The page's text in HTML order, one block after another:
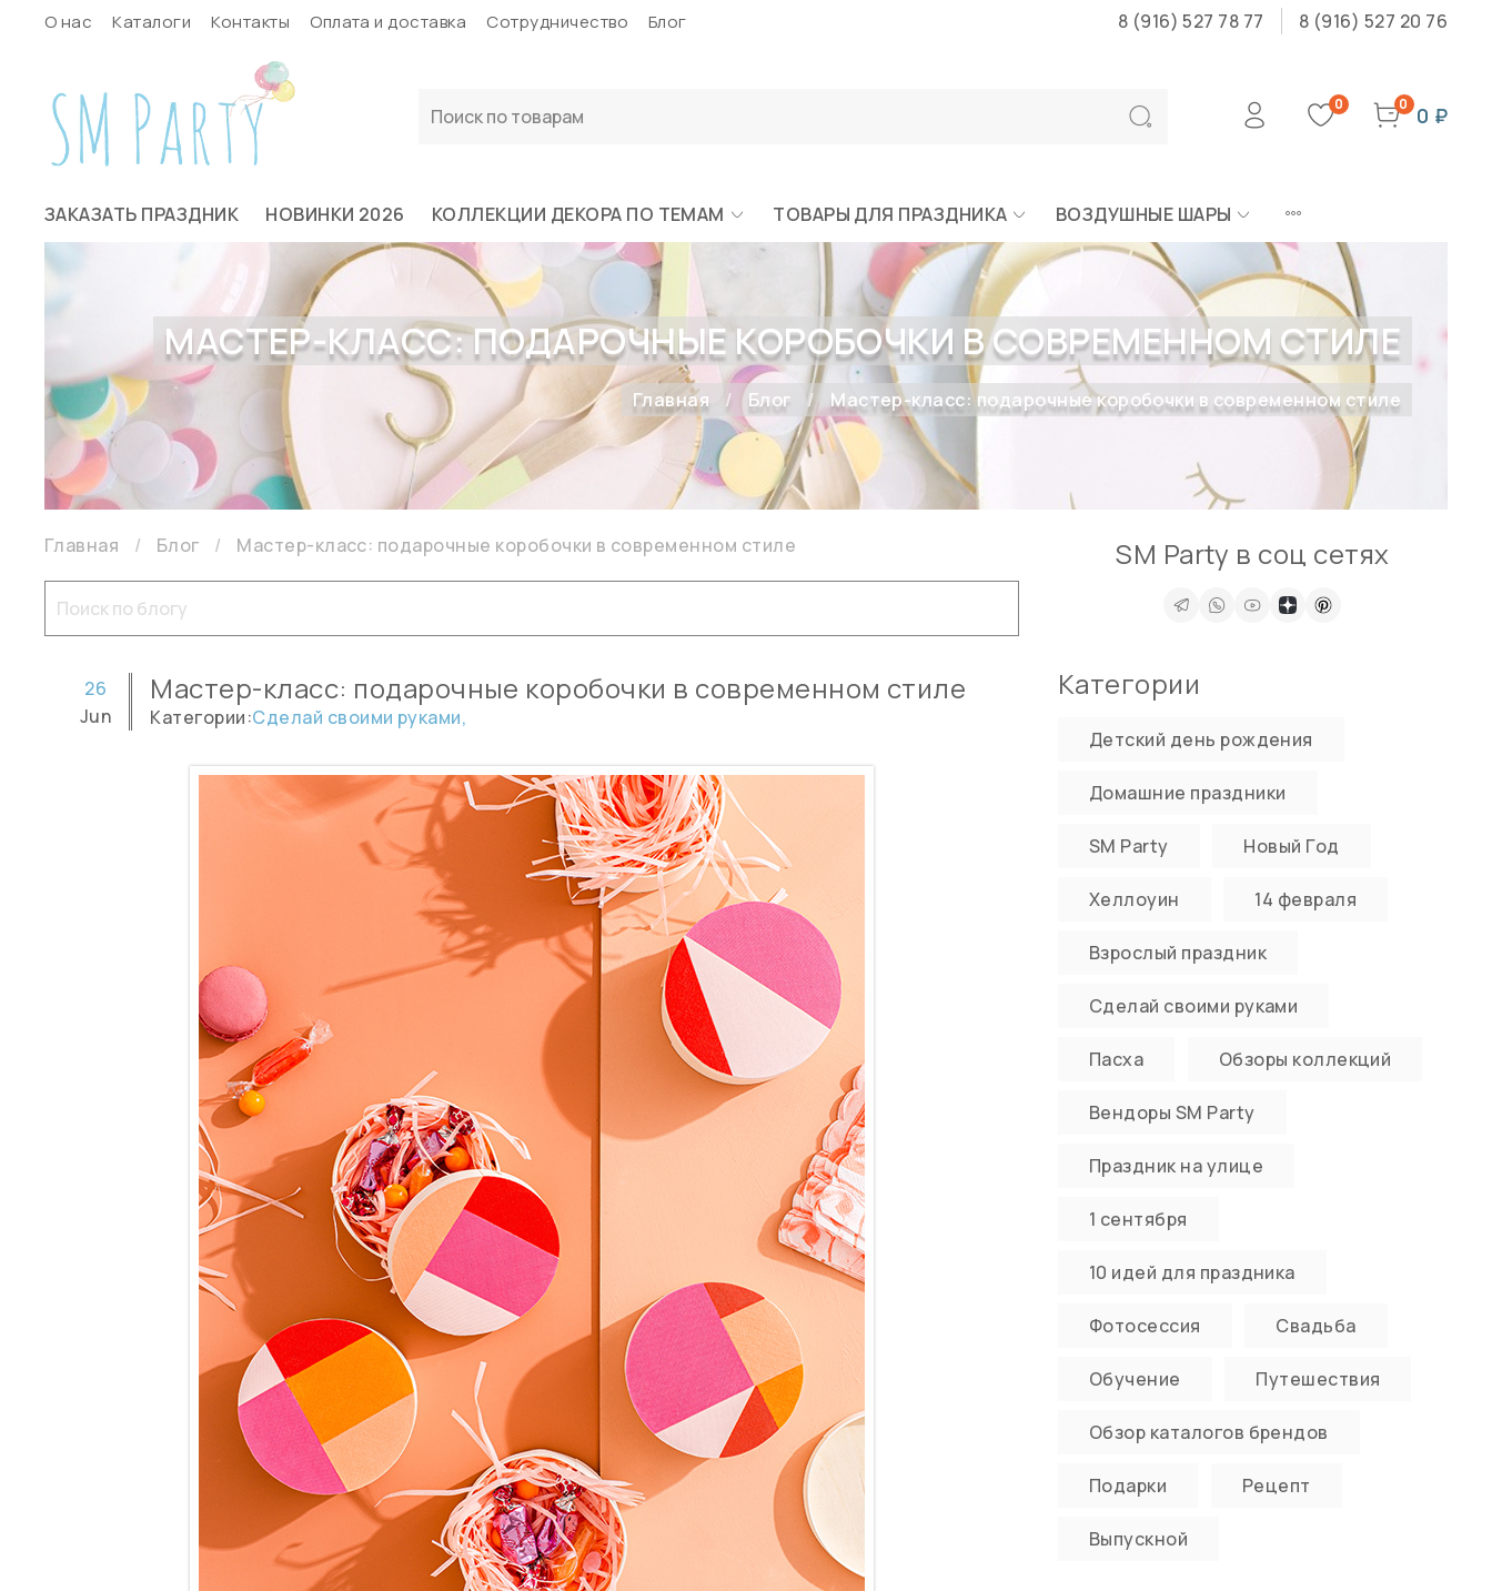
О нас Каталоги Контакты Оплата и доставка Сотрудничество Блог 8 (916) 527 78 77 8 (916) 527 20 76
0 0 0 ₽
ЗАКАЗАТЬ ПРАЗДНИК НОВИНКИ 2026 КОЛЛЕКЦИИ ДЕКОРА ПО ТЕМАМ ТОВАРЫ ДЛЯ ПРАЗДНИКА ВОЗДУШНЫЕ ШАРЫ
МАСТЕР-КЛАСС: ПОДАРОЧНЫЕ КОРОБОЧКИ В СОВРЕМЕННОМ СТИЛЕ
Главная Блог Мастер-класс: подарочные коробочки в современном стиле
Главная Блог Мастер-класс: подарочные коробочки в современном стиле
Мастер-класс: подарочные коробочки в современном стиле
26
Jun
Категории:Сделай своими руками,
SM Party в соц сетях
Категории
Детский день рождения
Домашние праздники
SM Party Новый Год
Хеллоуин 14 февраля
Взрослый праздник
Сделай своими руками
Пасха Обзоры коллекций
Вендоры SM Party
Праздник на улице
1 сентября
10 идей для праздника
Фотосессия Свадьба
Обучение Путешествия
Обзор каталогов брендов
Подарки Рецепт
Выпускной